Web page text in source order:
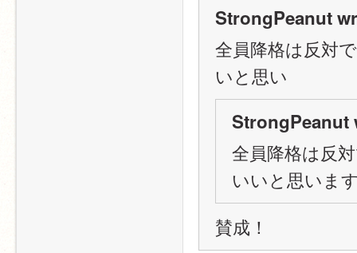
StrongPeanut
全員降格は反対
いと思い
StrongPeanut
全員降格は反
いいと思いま
賛成！